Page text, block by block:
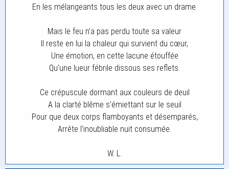
En les mélangeants tous les deux avec un drame.
Mais le feu n’a pas perdu toute sa valeur
Il reste en lui la chaleur qui survient du cœur,
Une émotion, en cette lacune étouffée
Qu’une lueur fébrile dissous ses reflets.
Ce crépuscule dormant aux couleurs de deuil
A la clarté blême s’émiettant sur le seuil
Pour que deux corps flamboyants et désemparés,
Arrête l’inoubliable nuit consumée.
W. L.